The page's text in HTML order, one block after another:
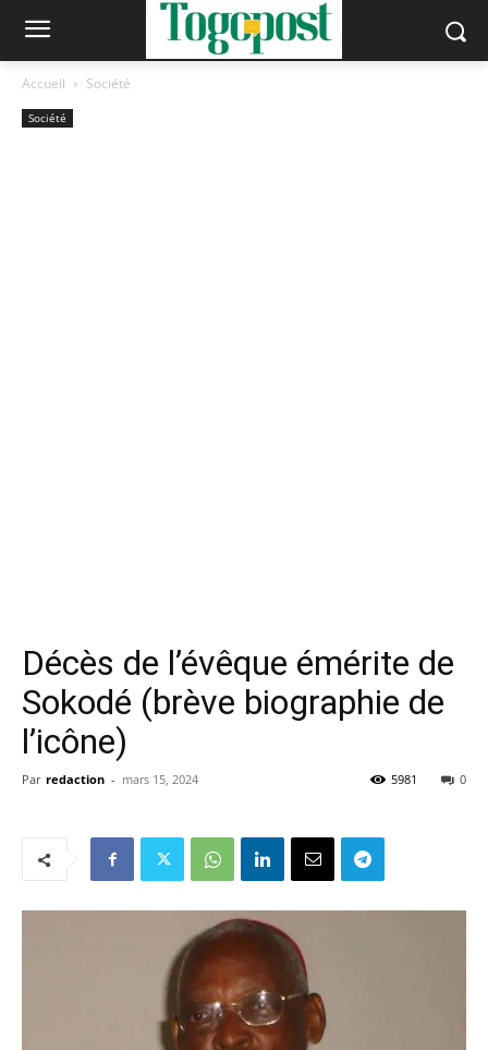
Accueil Société
Société
Décès de l’évêque émérite de
Sokodé (brève biographie de
l’icône)
Par redaction - mars 15, 2024 0
5981